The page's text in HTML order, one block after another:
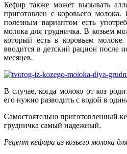
Кефир также может вызывать
приготовлен с коровьего
полезным вариантом есть
молока для грудничка. В козьем
который есть в коровьем
вводится в детский рацион после
месяцев.
В случае, когда молоко от коз
его нужно разводить с водой в
Самостоятельно приготовленный
грудничка самый надежный.
Рецепт кефира из козьего молока